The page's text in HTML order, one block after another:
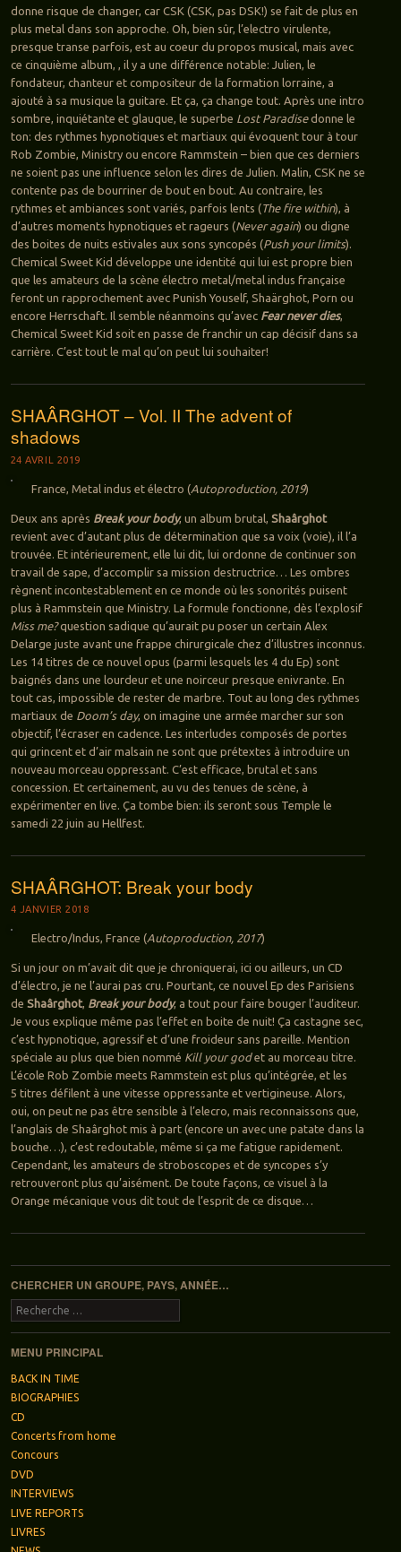
donne risque de changer, car CSK (CSK, pas DSK!) se fait de plus en
plus metal dans son approche. Oh, bien sûr, l’electro virulente,
presque transe parfois, est au coeur du propos musical, mais avec
ce cinquième album, , il y a une différence notable: Julien, le
fondateur, chanteur et compositeur de la formation lorraine, a
ajouté à sa musique la guitare. Et ça, ça change tout. Après une intro
sombre, inquiétante et glauque, le superbe Lost Paradisedonne le
ton: des rythmes hypnotiques et martiaux qui évoquent tour à tour
Rob Zombie, Ministry ou encore Rammstein – bien que ces derniers
ne soient pas une influence selon les dires de Julien. Malin, CSK ne se
contente pas de bourriner de bout en bout. Au contraire, les
rythmes et ambiances sont variés, parfois lents (The fire within), à
d’autres moments hypnotiques et rageurs (Never again) ou digne
des boites de nuits estivales aux sons syncopés (Push your limits).
Chemical Sweet Kid développe une identité qui lui est propre bien
que les amateurs de la scène électro metal/metal indus française
feront un rapprochement avec Punish Youself, Shaärghot, Porn ou
encore Herrschaft. Il semble néanmoins qu’avec Fear never dies,
Chemical Sweet Kid soit en passe de franchir un cap décisif dans sa
carrière. C’est tout le mal qu’on peut lui souhaiter!
SHAÂRGHOT – Vol. II The advent of
shadows
24 AVRIL 2019
France, Metal indus et électro (Autoproduction, 2019)
Deux ans après Break your body, un album brutal, Shaârghot
revient avec d’autant plus de détermination que sa voix (voie), il l’a
trouvée. Et intérieurement, elle lui dit, lui ordonne de continuer son
travail de sape, d’accomplir sa mission destructrice… Les ombres
règnent incontestablement en ce monde où les sonorités puisent
plus à Rammstein que Ministry. La formule fonctionne, dès l’explosif
Miss me?question sadique qu’aurait pu poser un certain Alex
Delarge juste avant une frappe chirurgicale chez d’illustres inconnus.
Les 14 titres de ce nouvel opus (parmi lesquels les 4 du Ep) sont
baignés dans une lourdeur et une noirceur presque enivrante. En
tout cas, impossible de rester de marbre. Tout au long des rythmes
martiaux de Doom’s day, on imagine une armée marcher sur son
objectif, l’écraser en cadence. Les interludes composés de portes
qui grincent et d’air malsain ne sont que prétextes à introduire un
nouveau morceau oppressant. C’est efficace, brutal et sans
concession. Et certainement, au vu des tenues de scène, à
expérimenter en live. Ça tombe bien: ils seront sous Temple le
samedi 22 juin au Hellfest.
SHAÂRGHOT: Break your body
4 JANVIER 2018
Electro/Indus, France (Autoproduction, 2017)
Si un jour on m’avait dit que je chroniquerai, ici ou ailleurs, un CD
d’électro, je ne l’aurai pas cru. Pourtant, ce nouvel Ep des Parisiens
de Shaârghot, Break your body, a tout pour faire bouger l’auditeur.
Je vous explique même pas l’effet en boite de nuit! Ça castagne sec,
c’est hypnotique, agressif et d’une froideur sans pareille. Mention
spéciale au plus que bien nommé Kill your godet au morceau titre.
L’école Rob Zombie meets Rammstein est plus qu’intégrée, et les
5 titres défilent à une vitesse oppressante et vertigineuse. Alors,
oui, on peut ne pas être sensible à l’elecro, mais reconnaissons que,
l’anglais de Shaârghot mis à part (encore un avec une patate dans la
bouche…), c’est redoutable, même si ça me fatigue rapidement.
Cependant, les amateurs de stroboscopes et de syncopes s’y
retrouveront plus qu’aisément. De toute façons, ce visuel à la
Orange mécanique vous dit tout de l’esprit de ce disque…
Navigation des articles
CHERCHER UN GROUPE, PAYS, ANNÉE…
Recherche
MENU PRINCIPAL
BACK IN TIME
BIOGRAPHIES
CD
Concerts from home
Concours
DVD
INTERVIEWS
LIVE REPORTS
LIVRES